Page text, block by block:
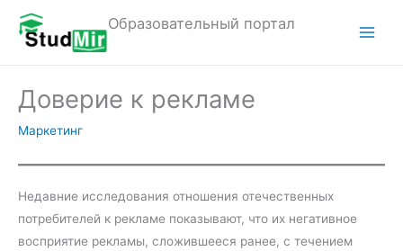
Перейти
содержимому
Образовательный портал
Доверие к рекламе
Маркетинг
Недавние исследования отношения отечественных
потребителей к рекламе показывают, что их негативное
восприятие рекламы, сложившееся ранее, с течением